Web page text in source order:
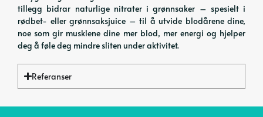
tillegg bidrar naturlige nitrater i grønnsaker – spesielt i
rødbet- eller grønnsaksjuice – til å utvide blodårene dine,
noe som gir musklene dine mer blod, mer energi og hjelper
deg å føle deg mindre sliten under aktivitet.
Referanser